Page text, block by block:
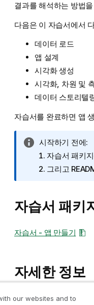
결과를 해석하는 방법
다음은 이 자습서에서
데이터 로드
앱 설계
시각화 생성
시각화, 차원 및
데이터 스토리텔
자습서를 완료하면 앱
정
보
메
시작하기 전에:
자습서 패키
그리고
자습서 패키
자습서 - 앱 만들기
자세한 정보
our websites and to